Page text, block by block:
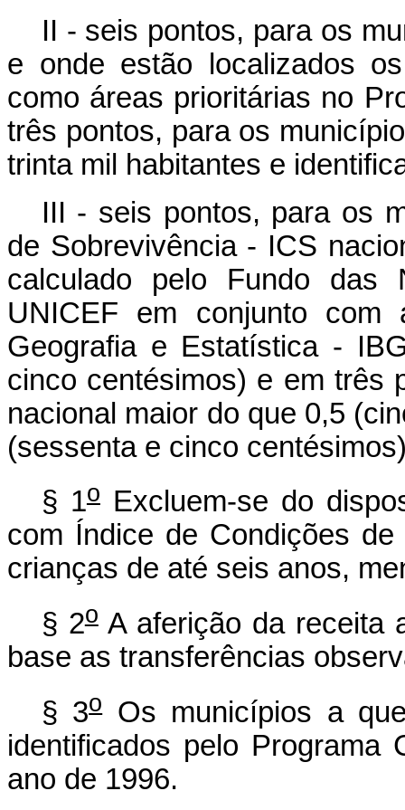
II - seis pontos, para os
e onde estão localizados
como áreas prioritárias no
três pontos, para os
trinta mil habitantes e
III - seis pontos, para os
de Sobrevivência - ICS
calculado pelo Fundo
UNICEF em conjunto com
Geografia e Estatística -
cinco centésimos) e em três
nacional maior do que 0,5
(sessenta e cinco
§ 1oExcluem-se do
com Índice de Condições
crianças de até seis anos,
§ 2oA aferição da receita
base as transferências
§ 3oOs municípios a
identificados pelo Programa
ano de 1996.